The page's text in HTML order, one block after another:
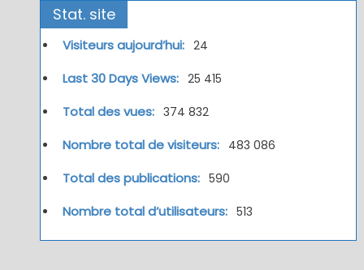
Stat. site
Visiteurs aujourd’hui: 24
Last 30 Days Views: 25 415
Total des vues: 374 832
Nombre total de visiteurs: 483 086
Total des publications: 590
Nombre total d’utilisateurs: 513